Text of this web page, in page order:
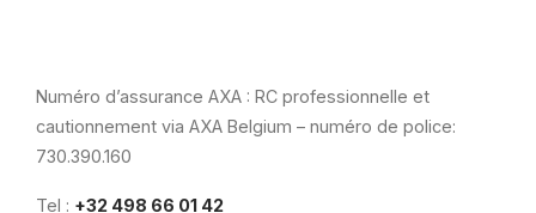
Numéro d’assurance AXA : RC professionnelle et
cautionnement via AXA Belgium – numéro de police:
730.390.160
Tel : +32 498 66 01 42